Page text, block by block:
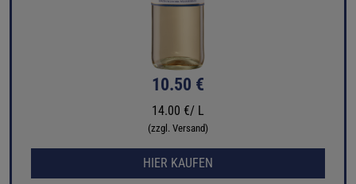
10.50 €
14.00 €/ L
(zzgl. Versand)
HIER KAUFEN